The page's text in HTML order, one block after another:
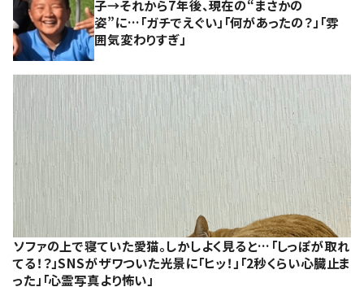
子→それから7年後、現在の“まさかの
姿”に…「ガチでえぐい」「何があったの？」「雰
囲気変わりすぎ」
ソファの上で寝ていた愛猫。しかしよく見ると…「しっぽが取れ
てる！？」SNSがザワついた光景に「ヒッ！」「2秒くらい心臓止ま
った」「心霊写真より怖い」